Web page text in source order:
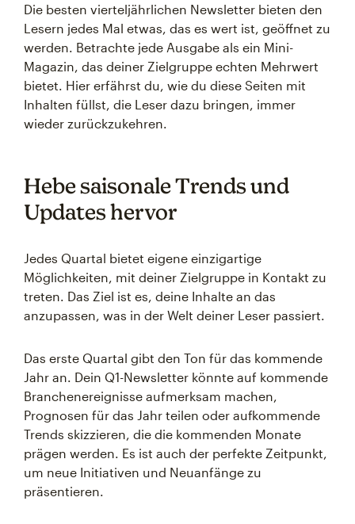
Die besten vierteljährlichen Newsletter bieten den
Lesern jedes Mal etwas, das es wert ist, geöffnet zu
werden. Betrachte jede Ausgabe als ein Mini-
Magazin, das deiner Zielgruppe echten Mehrwert
bietet. Hier erfährst du, wie du diese Seiten mit
Inhalten füllst, die Leser dazu bringen, immer
wieder zurückzukehren.
Hebe saisonale Trends und
Updates hervor
Jedes Quartal bietet eigene einzigartige
Möglichkeiten, mit deiner Zielgruppe in Kontakt zu
treten. Das Ziel ist es, deine Inhalte an das
anzupassen, was in der Welt deiner Leser passiert.
Das erste Quartal gibt den Ton für das kommende
Jahr an. Dein Q1-Newsletter könnte auf kommende
Branchenereignisse aufmerksam machen,
Prognosen für das Jahr teilen oder aufkommende
Trends skizzieren, die die kommenden Monate
prägen werden. Es ist auch der perfekte Zeitpunkt,
um neue Initiativen und Neuanfänge zu
präsentieren.